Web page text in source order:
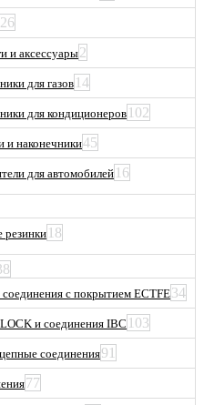
26
и аксессуары2
для газов 14
для кондиционеров 102
и наконечники45
для автомобилей 16
резинки 18
с покрытием ECTFE34
и соединения IBC 103
соединения91
77